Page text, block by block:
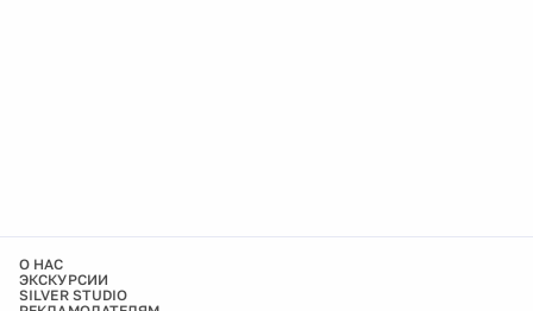
О НАС
ЭКСКУРСИИ
SILVER STUDIO